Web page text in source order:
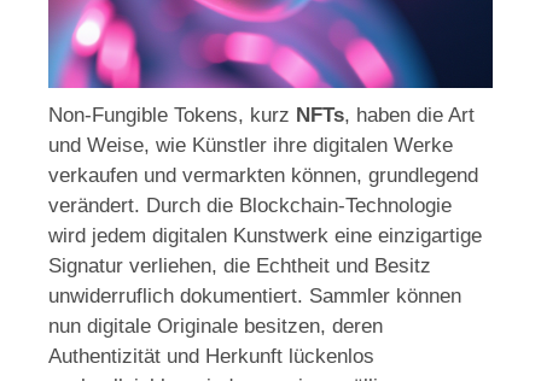
Non-Fungible Tokens, kurz NFTs, haben die Art
und Weise, wie Künstler ihre digitalen Werke
verkaufen und vermarkten können, grundlegend
verändert. Durch die Blockchain-Technologie
wird jedem digitalen Kunstwerk eine einzigartige
Signatur verliehen, die Echtheit und Besitz
unwiderruflich dokumentiert. Sammler können
nun digitale Originale besitzen, deren
Authentizität und Herkunft lückenlos